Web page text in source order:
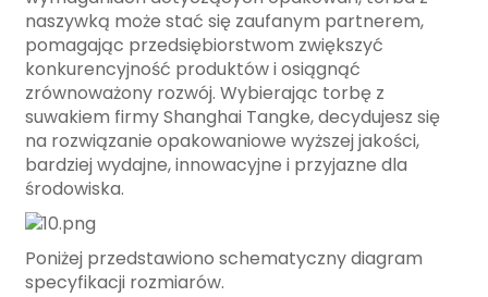
naszywką może stać się zaufanym partnerem,
pomagając przedsiębiorstwom zwiększyć
konkurencyjność produktów i osiągnąć
zrównoważony rozwój. Wybierając torbę z
suwakiem firmy Shanghai Tangke, decydujesz się
na rozwiązanie opakowaniowe wyższej jakości,
bardziej wydajne, innowacyjne i przyjazne dla
środowiska.
Poniżej przedstawiono schematyczny diagram
specyfikacji rozmiarów.